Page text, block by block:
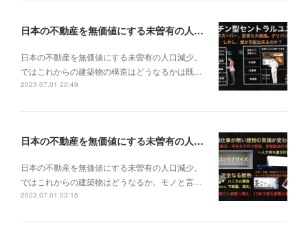
日本の不動産を無価値にする未曽有の人口減少。ではこれからの建築物の構造はどうなるかは既に解説した。今はその内部の内容。その1
日本の不動産を無価値にする未曽有の人口減少。
ではこれからの建築物の構造はどうなるかは既…
2023.07.01 20:49
日本の不動産を無価値にする未曽有の人口減少。ではこれからの建築物はどうなるか。
日本の不動産を無価値にする未曽有の人口減少。
ではこれからの建築物はどうなるか。モノと言…
2023.07.01 03:15